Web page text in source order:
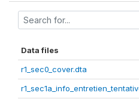
Data files
r1_sec0_cover.dta